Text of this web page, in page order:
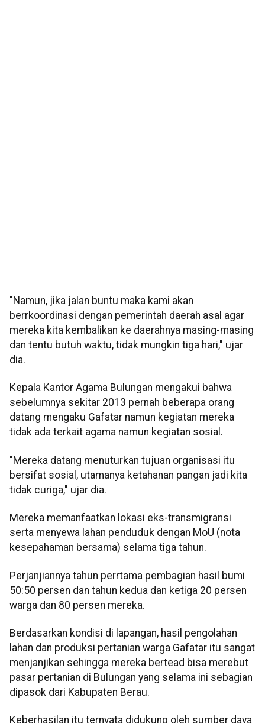
"Namun, jika jalan buntu maka kami akan
berrkoordinasi dengan pemerintah daerah asal agar
mereka kita kembalikan ke daerahnya masing-masing
dan tentu butuh waktu, tidak mungkin tiga hari," ujar
dia.
Kepala Kantor Agama Bulungan mengakui bahwa
sebelumnya sekitar 2013 pernah beberapa orang
datang mengaku Gafatar namun kegiatan mereka
tidak ada terkait agama namun kegiatan sosial.
"Mereka datang menuturkan tujuan organisasi itu
bersifat sosial, utamanya ketahanan pangan jadi kita
tidak curiga," ujar dia.
Mereka memanfaatkan lokasi eks-transmigransi
serta menyewa lahan penduduk dengan MoU (nota
kesepahaman bersama) selama tiga tahun.
Perjanjiannya tahun perrtama pembagian hasil bumi
50:50 persen dan tahun kedua dan ketiga 20 persen
warga dan 80 persen mereka.
Berdasarkan kondisi di lapangan, hasil pengolahan
lahan dan produksi pertanian warga Gafatar itu sangat
menjanjikan sehingga mereka bertead bisa merebut
pasar pertanian di Bulungan yang selama ini sebagian
dipasok dari Kabupaten Berau.
Keberhasilan itu ternyata didukung oleh sumber daya